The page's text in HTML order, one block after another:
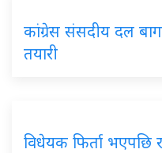
कांग्रेस संसदीय दल
तयारी
विधेयक फिर्ता भएपछि